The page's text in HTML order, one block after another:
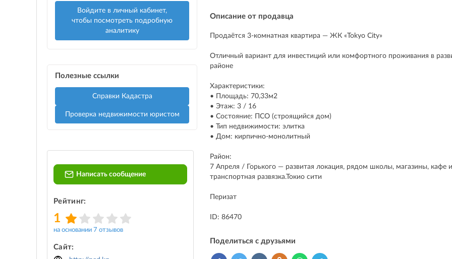
Войдите в личный кабинет,
чтобы посмотреть подробную
аналитику
Полезные ссылки
Справки Кадастра
Проверка недвижимости юристом
Написать сообщение
Рейтинг:
1
на основании 7 отзывов
Сайт:
Описание от продавца
Продаётся 3-комнатная квартира — ЖК «Tokyo City»
Отличный вариант для инвестиций или комфортного проживания в
районе
Характеристики:
• Площадь: 70,33м2
• Этаж: 3 / 16
• Состояние: ПСО (строящийся дом)
• Тип недвижимости: элитка
• Дом: кирпично-монолитный
Район:
7 Апреля / Горького — развитая локация, рядом школы, магазины, кафе
транспортная развязка.Токио сити
Перизат
ID: 86470
Поделиться с друзьями